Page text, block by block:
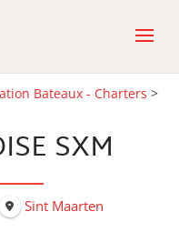
Bateaux - Charters >
SXM
Sint Maarten